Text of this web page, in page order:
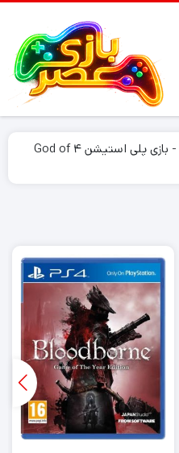
-
بازی پلی استیشن ۴ God of